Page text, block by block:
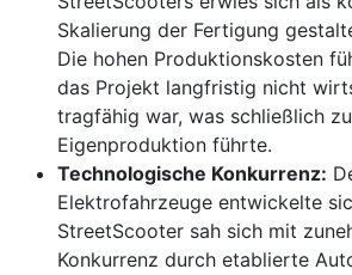
Skalierung der Fertigung
Die hohen Produktionskosten
das Projekt langfristig nicht
tragfähig war, was schließlich
Eigenproduktion führte.
Technologische Konkurrenz:
Elektrofahrzeuge entwickelte
StreetScooter sah sich mit
Konkurrenz durch etablierte